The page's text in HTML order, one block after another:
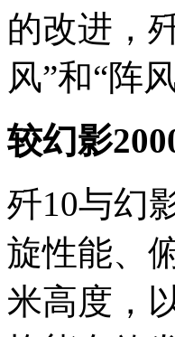
的改进，
风”和“阵
较幻影
歼10与幻
旋性能、
米高度，